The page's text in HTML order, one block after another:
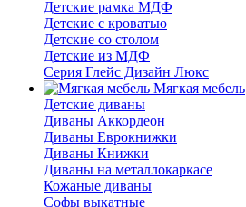
Детские рамка МДФ
Детские с кроватью
Детские со столом
Детские из МДФ
Серия Глейс Дизайн Люкс
Мягкая мебель
Детские диваны
Диваны Аккордеон
Диваны Еврокнижки
Диваны Книжки
Диваны на металлокаркасе
Кожаные диваны
Софы выкатные